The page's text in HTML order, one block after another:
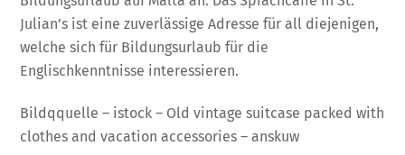
Julian’s ist eine zuverlässige Adresse für all diejenigen,
welche sich für Bildungsurlaub für die
Englischkenntnisse interessieren.
Bildqquelle – istock – Old vintage suitcase packed with
clothes and vacation accessories – anskuw